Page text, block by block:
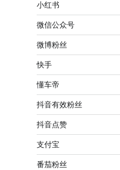
小红书
微信公众号
微博粉丝
快手
懂车帝
抖音有效粉丝
抖音点赞
支付宝
番茄粉丝